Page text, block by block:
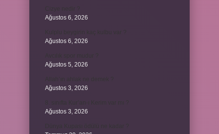
Ağustos 6, 2026
Ağustos 6, 2026
Ağustos 5, 2026
Ağustos 3, 2026
Ağustos 3, 2026